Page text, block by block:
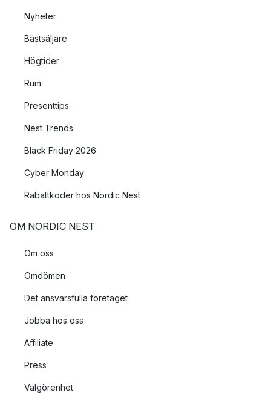
Nyheter
Bästsäljare
Högtider
Rum
Presenttips
Nest Trends
Black Friday 2026
Cyber Monday
Rabattkoder hos Nordic Nest
OM NORDIC NEST
Om oss
Omdömen
Det ansvarsfulla företaget
Jobba hos oss
Affiliate
Press
Välgörenhet